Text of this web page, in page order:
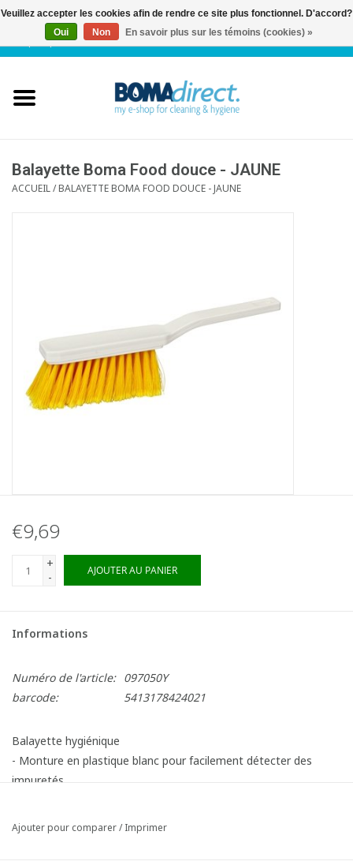
FR| 0 Articles
Service client
Balayette Boma Food douce - JAUNE
ACCUEIL/BALAYETTE BOMA FOOD DOUCE - JAUNE
€9,69
+
-
AJOUTER AU PANIER
Informations
Numéro de l'article: 097050Y
barcode:
5413178424021
Balayette hygiénique
- Monture en plastique blanc pour facilement détecter des
impuretés
et freinent la prolifération des bactéries entre les fibres
Ajouter pour comparer/Imprimer
Veuillez accepter les cookies afin de rendre ce site plus fonctionnel. D'accord?
Oui
Non En savoir plus sur les témoins (cookies) »